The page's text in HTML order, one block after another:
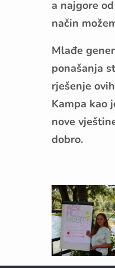
a najgore
način
Mlađe
ponašanja
rješenje
Kampa kao
nove
dobro.